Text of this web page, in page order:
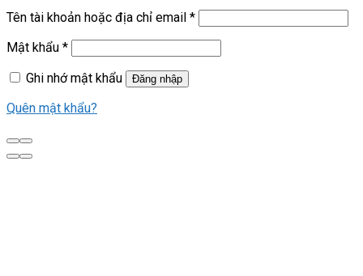
Tên tài khoản hoặc địa chỉ email *
Mật khẩu *
Ghi nhớ mật khẩu
Đăng nhập
Quên mật khẩu?